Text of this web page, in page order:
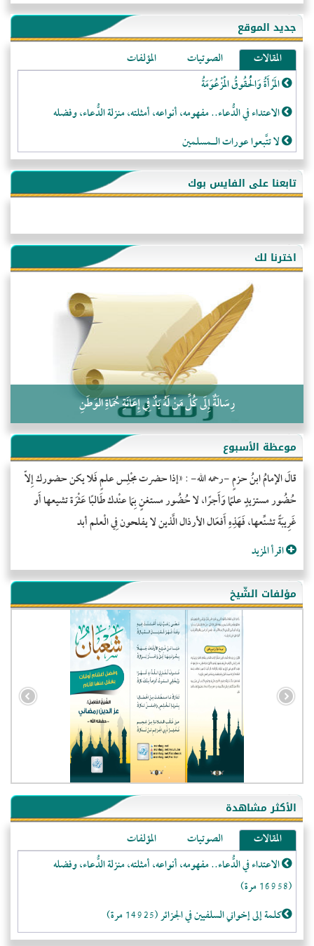
جديد الموقع
المقالات الصوتيات
المؤلفات
المَرْأَةُ وَالْحُقُوقُ الْمَزْعُوَمَةُ
الاعتداء في الدُّعاء.. مفهومه، أنواعه، أمثلته، منزلة الدُّعاء، وفضله
لا تتَّبعوا عورات الـمسلمين
فقه النَّصيحة عند الصَّحابة الكرام رضي الله عنهم
لَا عِزَّةَ إِلَّا بِالإِسْلَامِ
هذه سبيلنا فماذا تنقمون؟!
أُسُـسُ بَـيْـتِ الـمُسْـلِمِ
التَّعْلِيمُ القُرْآنِي
كلمة إلى إخواني السلفيين في الجزائر
تابعنا على الفايس بوك
اخترنا لك
رِسَالَةٌ إِلَى كُلِّ مَنْ لَهُ يَدٌ فِي إِعَانَةِ حُمَاةِ الوَطَنِ
موعظة الأسبوع
قالَ الإمامُ ابنُ حزمٍ -رحمه الله- : «إذا حضرت مجْلِس علمٍ فَلا يكن حضورك إِلاّ
حُضُور مستزيدٍ علمًا وَأَجرًا، لا حُضُور مستغنٍ بِمَا عنْدك طَالبًا عَثْرَة تشيعها أَو
غَرِيبَةً تشنِّعها، فَهَذِهِ أَفعَال الأرذال الَّذين لا يفلحون فِي الْعلم أبد
اقرأ المزيد
مؤلفات الشّيخ
الأكثر مشاهدة
المقالات الصوتيات
المؤلفات
الاعتداء في الدُّعاء.. مفهومه، أنواعه، أمثلته، منزلة الدُّعاء، وفضله
(16958 مرة)
كلمة إلى إخواني السلفيين في الجزائر (14925 مرة)
- الولايات المتحدة (72125)
- فيتنام (21458)
-غير معروف (20972)
- الصين (10590)
- كندا (10239)
- فرنسا (9087)
- المملكة المتحدة (5479)
- روسيا (5458)